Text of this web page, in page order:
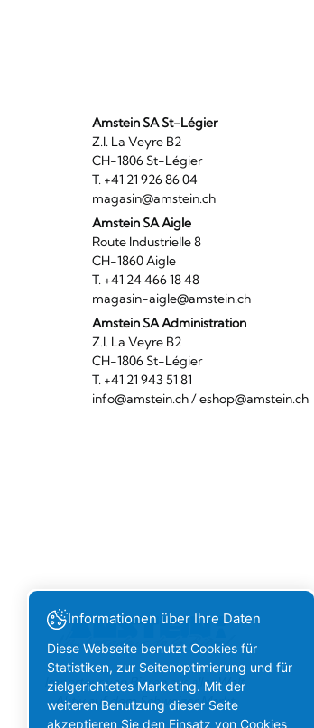
Amstein SA St-Légier
Z.I. La Veyre B2
CH-1806 St-Légier
T. +41 21 926 86 04
magasin@amstein.ch
Amstein SA Aigle
Route Industrielle 8
CH-1860 Aigle
T. +41 24 466 18 48
magasin-aigle@amstein.ch
Amstein SA Administration
Z.I. La Veyre B2
CH-1806 St-Légier
T. +41 21 943 51 81
info@amstein.ch/eshop@amstein.ch
Importeur von Bieren aus aller Welt.
Aktiv auf dem Schweizer Markt.
Informationen über Ihre Daten
Diese Webseite benutzt Cookies für
Statistiken, zur Seitenoptimierung und für
zielgerichtetes Marketing. Mit der
weiteren Benutzung dieser Seite
akzeptieren Sie den Einsatz von Cookies